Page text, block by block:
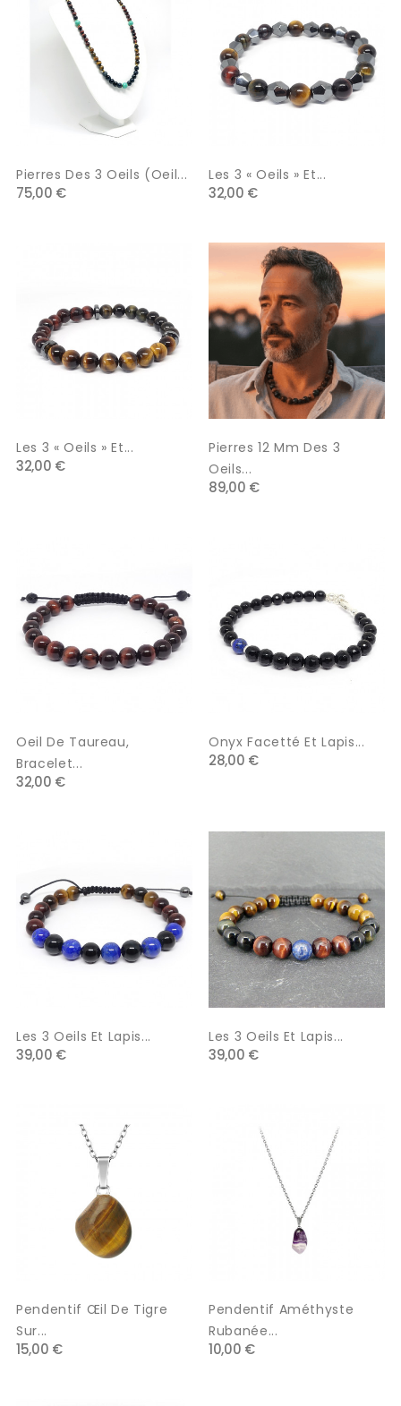
Pierres Des 3 Oeils (oeil...
75,00 €
Les 3 « Oeils » Et...
32,00 €
Les 3 « Oeils » Et...
32,00 €
Pierres 12 Mm Des 3
Oeils...
89,00 €
Oeil De Taureau,
Bracelet...
32,00 €
Onyx Facetté Et Lapis...
28,00 €
Les 3 Oeils Et Lapis...
39,00 €
Les 3 Oeils Et Lapis...
39,00 €
Pendentif Œil De Tigre
Sur...
15,00 €
Pendentif Améthyste
Rubanée...
10,00 €